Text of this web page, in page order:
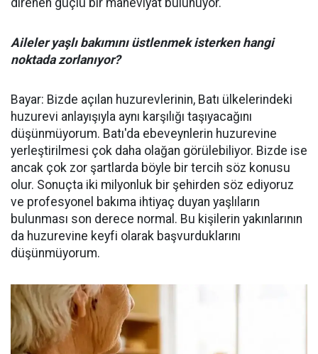
direnen güçlü bir maneviyat bulunuyor.
Aileler yaşlı bakımını üstlenmek isterken hangi
noktada zorlanıyor?
Bayar: Bizde açılan huzurevlerinin, Batı ülkelerindeki
huzurevi anlayışıyla aynı karşılığı taşıyacağını
düşünmüyorum. Batı'da ebeveynlerin huzurevine
yerleştirilmesi çok daha olağan görülebiliyor. Bizde ise
ancak çok zor şartlarda böyle bir tercih söz konusu
olur. Sonuçta iki milyonluk bir şehirden söz ediyoruz
ve profesyonel bakıma ihtiyaç duyan yaşlıların
bulunması son derece normal. Bu kişilerin yakınlarının
da huzurevine keyfi olarak başvurduklarını
düşünmüyorum.